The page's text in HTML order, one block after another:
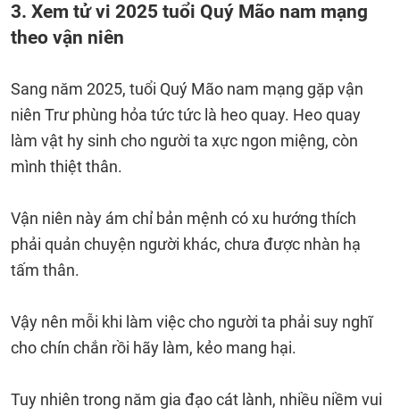
3. Xem tử vi 2025 tuổi Quý Mão nam mạng
theo vận niên
Sang năm 2025, tuổi Quý Mão nam mạng gặp vận
niên Trư phùng hỏa tức tức là heo quay. Heo quay
làm vật hy sinh cho người ta xực ngon miệng, còn
mình thiệt thân.
Vận niên này ám chỉ bản mệnh có xu hướng thích
phải quản chuyện người khác, chưa được nhàn hạ
tấm thân.
Vậy nên mỗi khi làm việc cho người ta phải suy nghĩ
cho chín chắn rồi hãy làm, kẻo mang hại.
Tuy nhiên trong năm gia đạo cát lành, nhiều niềm vui